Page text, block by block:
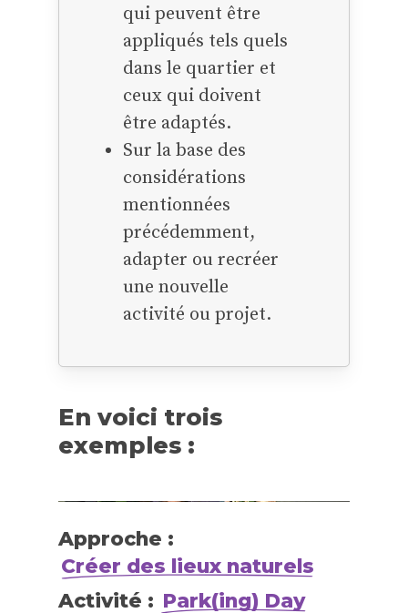
qui peuvent être
appliqués tels quels
dans le quartier et
ceux qui doivent
être adaptés.
Sur la base des
considérations
mentionnées
précédemment,
adapter ou recréer
une nouvelle
activité ou projet.
En voici trois
exemples :
Approche :
Créer des lieux naturels
Activité : Park(ing) Day